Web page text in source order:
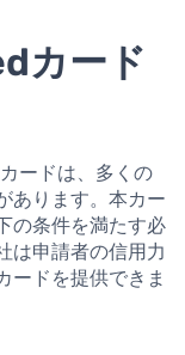
カード
ードは、多くの
あります。本カー
の条件を満たす必
は申請者の信用力
ードを提供できま